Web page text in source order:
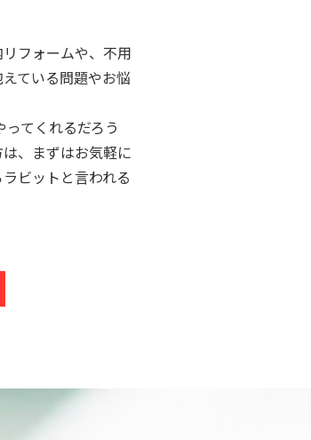
フォームや、不用
ている問題やお悩
てくれるだろう
、まずはお気軽に
ビットと言われる